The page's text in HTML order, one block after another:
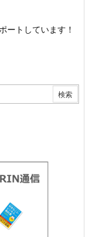
ートしています！